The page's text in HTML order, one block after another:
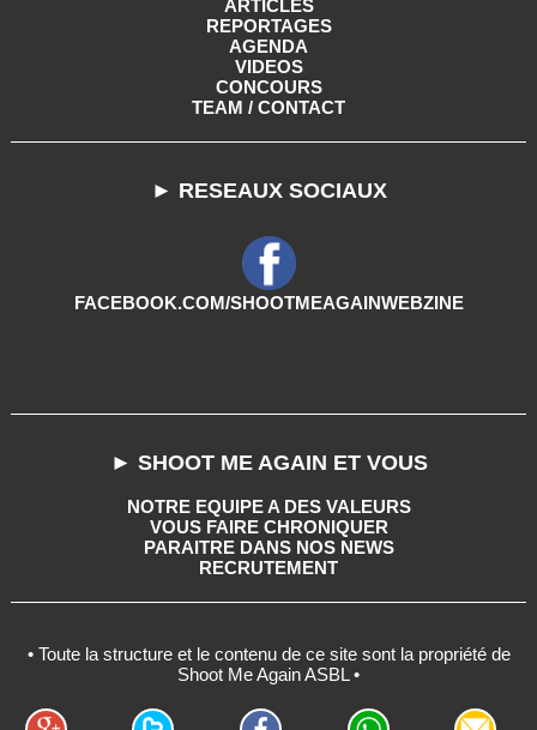
ARTICLES
REPORTAGES
AGENDA
VIDEOS
CONCOURS
TEAM / CONTACT
► RESEAUX SOCIAUX
FACEBOOK.COM/SHOOTMEAGAINWEBZINE
► SHOOT ME AGAIN ET VOUS
NOTRE EQUIPE A DES VALEURS
VOUS FAIRE CHRONIQUER
PARAITRE DANS NOS NEWS
RECRUTEMENT
• Toute la structure et le contenu de ce site sont la propriété de
Shoot Me Again ASBL •